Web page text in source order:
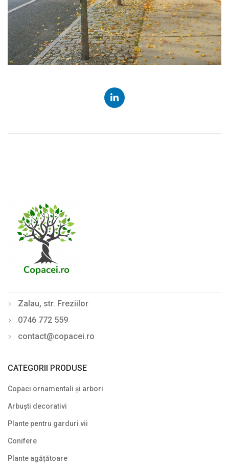
Zalau, str. Freziilor
0746 772 559
contact@copacei.ro
CATEGORII PRODUSE
Copaci ornamentali și arbori
Arbuști decorativi
Plante pentru garduri vii
Conifere
Plante agățătoare